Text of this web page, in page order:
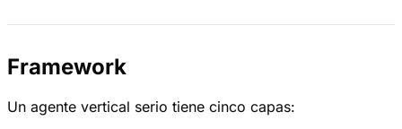
Framework
Un agente vertical serio tiene cinco capas: